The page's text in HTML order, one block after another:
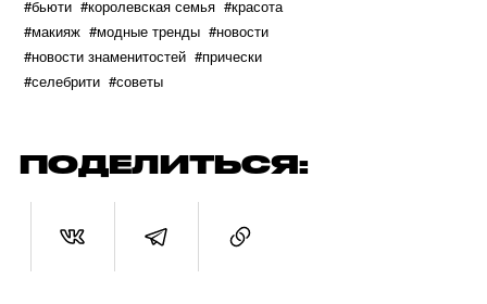
#бьюти #королевская семья #красота
#макияж #модные тренды #новости
#новости знаменитостей #прически
#селебрити #советы
ПОДЕЛИТЬСЯ: